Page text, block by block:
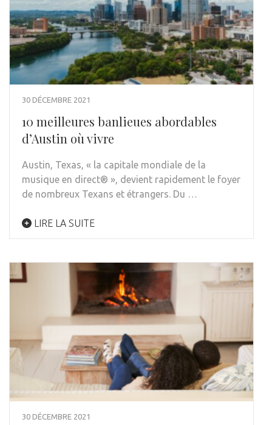
30 DÉCEMBRE 2021
10 meilleures banlieues abordables
d’Austin où vivre
Austin, Texas, « la capitale mondiale de la
musique en direct® », devient rapidement le foyer
de nombreux Texans et étrangers. Du …
LIRE LA SUITE
30 DÉCEMBRE 2021